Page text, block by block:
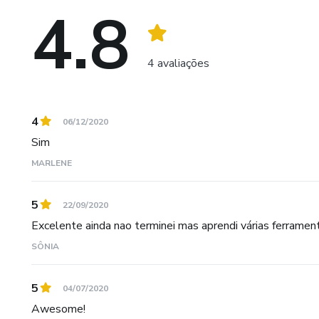
4.8 4 avaliações
4 06/12/2020
Sim
MARLENE
5 22/09/2020
Excelente ainda nao terminei mas aprendi várias
SÔNIA
5 04/07/2020
Awesome!